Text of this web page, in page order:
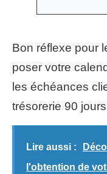
Bon réflexe pour
poser votre
les échéances
trésorerie 90
Lire aussi :
l'obtention de